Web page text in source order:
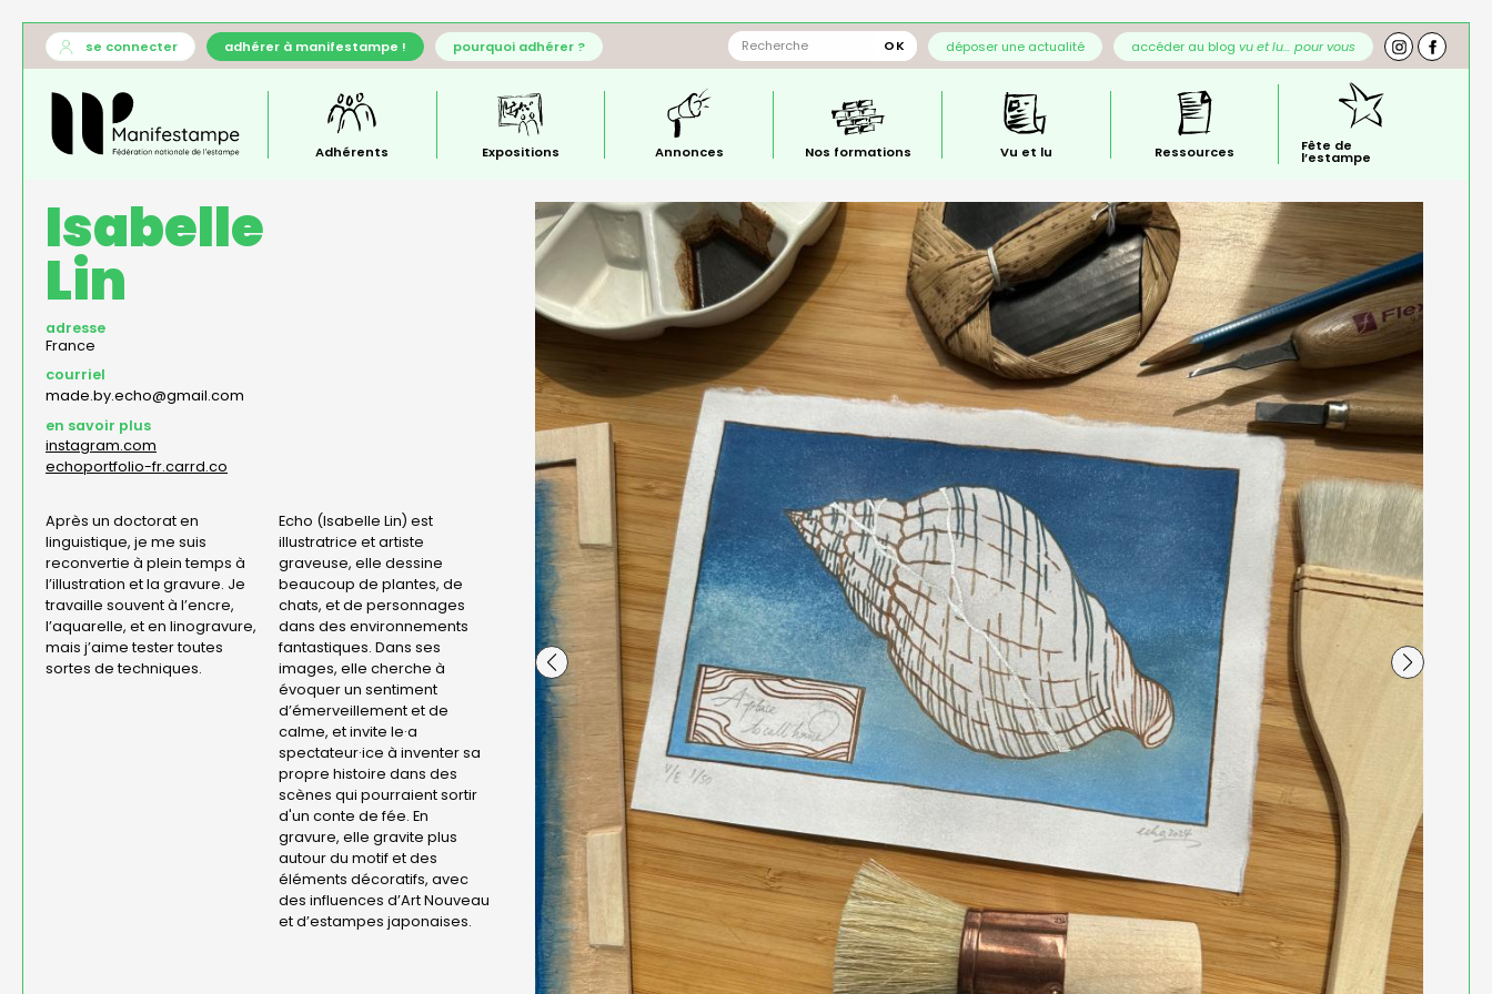
Aller
principal
User
account
menu
se connecter adhérer à manifestampe ! pourquoi adhérer ? déposer une actualité accéder au blog vu et lu… pour vous
—
menu
principal
Adhérents Expositions Annonces Nos formations Vu et lu Ressources Fête de
l’estampe
Isabelle
Lin
adresse
France
courriel
made.by.echo@gmail.com
en savoir plus
instagram.com
echoportfolio-fr.carrd.co
Après un doctorat en
linguistique, je me suis
reconvertie à plein temps à
l’illustration et la gravure. Je
travaille souvent à l’encre,
l’aquarelle, et en linogravure,
mais j’aime tester toutes
sortes de techniques.
Echo (Isabelle Lin) est
illustratrice et artiste
graveuse, elle dessine
beaucoup de plantes, de
chats, et de personnages
dans des environnements
fantastiques. Dans ses
images, elle cherche à
évoquer un sentiment
d’émerveillement et de
calme, et invite le·a
spectateur·ice à inventer sa
propre histoire dans des
scènes qui pourraient sortir
d'un conte de fée. En
gravure, elle gravite plus
autour du motif et des
éléments décoratifs, avec
des influences d’Art Nouveau
et d’estampes japonaises.